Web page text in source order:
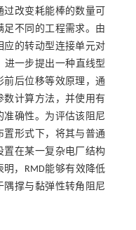
改变耗能棒的数量可
足不同的工程需求。由
应的转动型连接单元对
进一步提出一种直线型
后位移等效原理，通
数计算方法，并使用有
准确性。为评估该阻尼
形式下，将其与普通
置在某一复杂电厂结构
，RMD能够有效降低
撑与黏弹性转角阻尼